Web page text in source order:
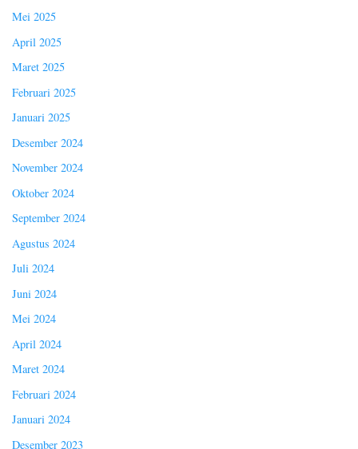
Mei 2025
April 2025
Maret 2025
Februari 2025
Januari 2025
Desember 2024
November 2024
Oktober 2024
September 2024
Agustus 2024
Juli 2024
Juni 2024
Mei 2024
April 2024
Maret 2024
Februari 2024
Januari 2024
Desember 2023